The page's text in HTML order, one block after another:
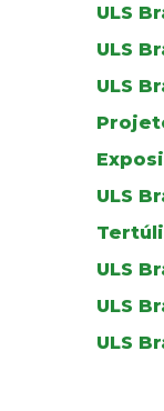
ULS
ULS
ULS
ULS
ULS
ULS
ULS